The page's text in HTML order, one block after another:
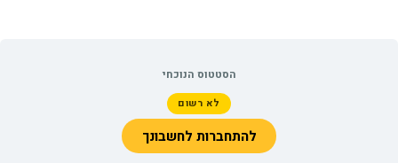
הסטטוס הנוכחי
לא רשום
להתחברות לחשבונך